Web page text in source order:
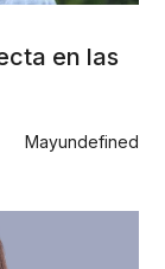
en las
Mayundefined